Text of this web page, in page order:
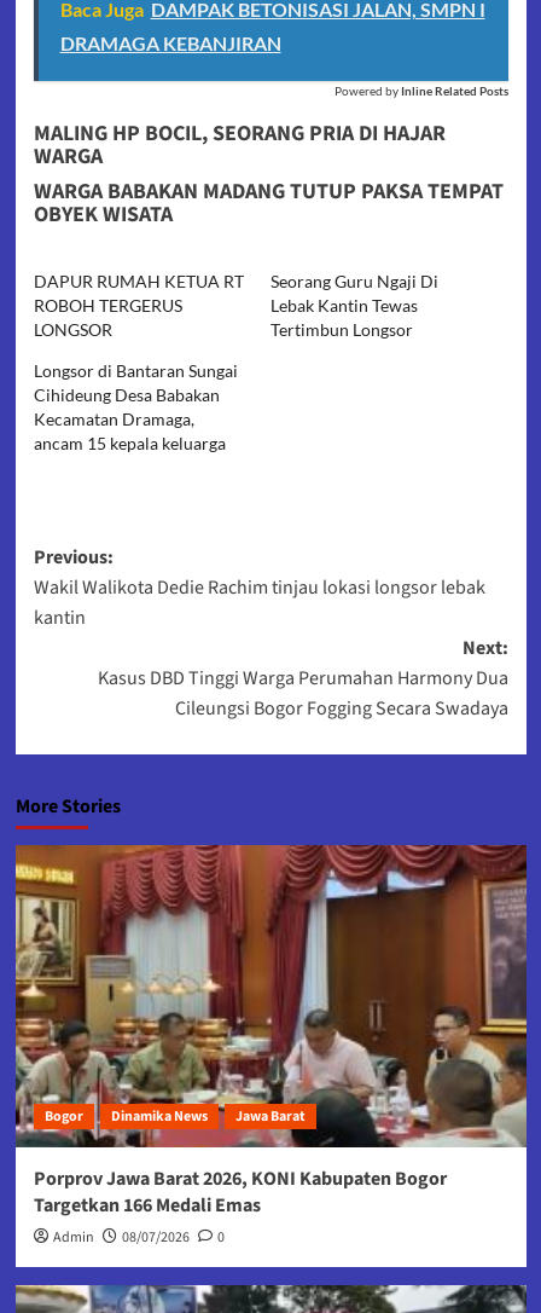
Baca Juga DAMPAK BETONISASI JALAN, SMPN I
DRAMAGA KEBANJIRAN
Powered by Inline Related Posts
MALING HP BOCIL, SEORANG PRIA DI HAJAR
WARGA
WARGA BABAKAN MADANG TUTUP PAKSA TEMPAT
OBYEK WISATA
DAPUR RUMAH KETUA RT
ROBOH TERGERUS
LONGSOR
Seorang Guru Ngaji Di
Lebak Kantin Tewas
Tertimbun Longsor
Longsor di Bantaran Sungai
Cihideung Desa Babakan
Kecamatan Dramaga,
ancam 15 kepala keluarga
Post
navigation
Previous:
Wakil Walikota Dedie Rachim tinjau lokasi longsor lebak
kantin
Next:
Kasus DBD Tinggi Warga Perumahan Harmony Dua
Cileungsi Bogor Fogging Secara Swadaya
More Stories
Bogor Dinamika News Jawa Barat
Porprov Jawa Barat 2026, KONI Kabupaten Bogor
Targetkan 166 Medali Emas
Admin 08/07/2026 0